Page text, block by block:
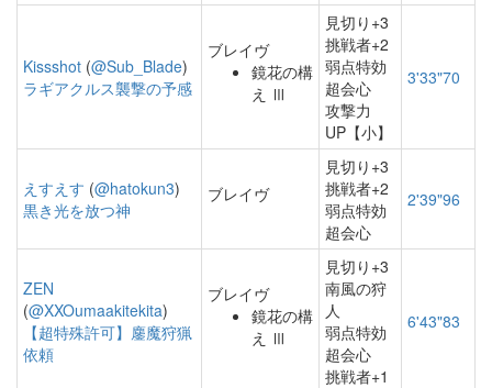
Kissshot (@Sub_Blade)
ラギアクルス襲撃の予感
ブレイヴ
鏡花の構
え Ⅲ
見切り+3
挑戦者+2
弱点特効
超会心
攻撃力
UP【小】
3'33"70
えすえす (@hatokun3)
黒き光を放つ神
ブレイヴ
見切り+3
挑戦者+2
弱点特効
超会心
2'39"96
ZEN
(@XXOumaakitekita)
【超特殊許可】鏖魔狩猟
依頼
ブレイヴ
鏡花の構
え Ⅲ
見切り+3
南風の狩
人
弱点特効
超会心
挑戦者+1
6'43"83